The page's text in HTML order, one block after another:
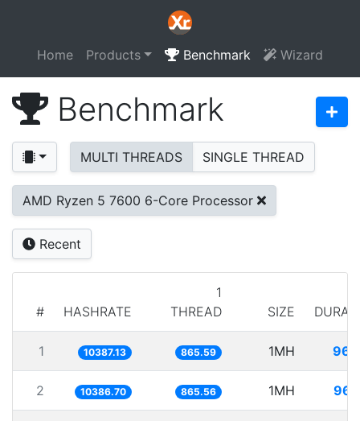
Home Products Benchmark Wizard
Benchmark
MULTI THREADS SINGLE THREAD
AMD Ryzen 5 7600 6-Core Processor
Recent
# HASHRATE
1
THREAD
SIZE
1 10387.13 865.59 1MH
2 10386.70 865.56 1MH